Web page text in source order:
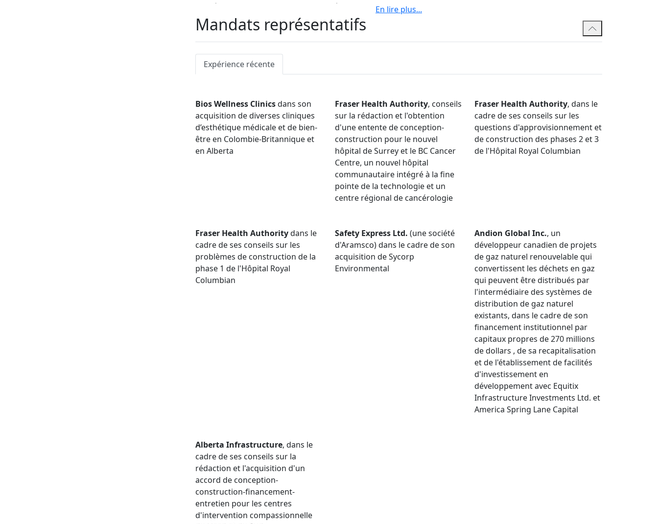
L’expérience de Larissa comprend la rédaction d’ententes de conception-construction et de gestion de la
construction pour plusieurs autorités sanitaires, l’élaboration et la rédaction d’un modèle de contrat d’achat
de gaz naturel renouvelable et la prestation de conseils sur l’approvisionnement de projets dans le secteur
des soins de santé et de l’énergie.
Avant de devenir avocate chez Bennett Jones, Larissa a fait un stage au sein du cabinet.
En lire plus...
Mandats représentatifs
Expérience récente
Bios Wellness Clinicsdans son
acquisition de diverses cliniques
d’esthétique médicale et de bien-
être en Colombie-Britannique et
en Alberta
Fraser Health Authority, conseils
sur la rédaction et l'obtention
d'une entente de conception-
construction pour le nouvel
hôpital de Surrey et le BC Cancer
Centre, un nouvel hôpital
communautaire intégré à la fine
pointe de la technologie et un
centre régional de cancérologie
Fraser Health Authority, dans le
cadre de ses conseils sur les
questions d'approvisionnement et
de construction des phases 2 et 3
de l'Hôpital Royal Columbian
Fraser Health Authoritydans le
cadre de ses conseils sur les
problèmes de construction de la
phase 1 de l'Hôpital Royal
Columbian
Safety Express Ltd. (une société
d'Aramsco) dans le cadre de son
acquisition de Sycorp
Environmental
Andion Global Inc., un
développeur canadien de projets
de gaz naturel renouvelable qui
convertissent les déchets en gaz
qui peuvent être distribués par
l'intermédiaire des systèmes de
distribution de gaz naturel
existants, dans le cadre de son
financement institutionnel par
capitaux propres de 270 millions
de dollars , de sa recapitalisation
et de l'établissement de facilités
d'investissement en
développement avec Equitix
Infrastructure Investments Ltd. et
America Spring Lane Capital
Alberta Infrastructure, dans le
cadre de ses conseils sur la
rédaction et l'acquisition d'un
accord de conception-
construction-financement-
entretien pour les centres
d'intervention compassionnelle